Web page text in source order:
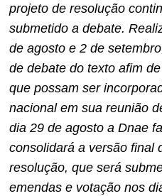
projeto de resolução
submetido a debate.
de agosto e 2 de
de debate do texto afim
que possam ser
nacional em sua reunião
dia 29 de agosto a Dnae
consolidará a versão final
resolução, que será
emendas e votação nos